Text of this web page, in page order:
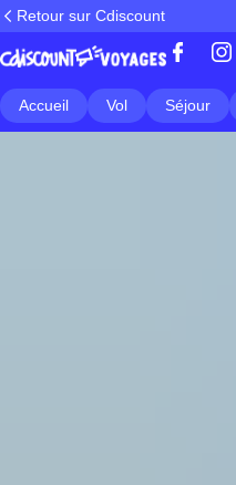
Retour sur Cdiscount
Accueil Vol Séjour